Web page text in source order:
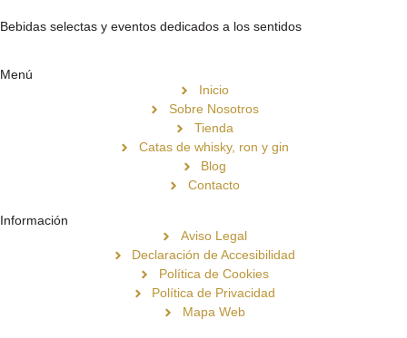
Bebidas selectas y eventos dedicados a los sentidos
Menú
Inicio
Sobre Nosotros
Tienda
Catas de whisky, ron y gin
Blog
Contacto
Información
Aviso Legal
Declaración de Accesibilidad
Política de Cookies
Política de Privacidad
Mapa Web